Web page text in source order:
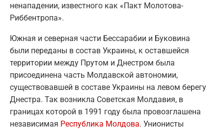
ненападении, известного как «Пакт Молотова-
Риббентропа».
Южная и северная части Бессарабии и Буковина
были переданы в состав Украины, к оставшейся
территории между Прутом и Днестром была
присоединена часть Молдавской автономии,
существовавшей в составе Украины на левом берегу
Днестра. Так возникла Советская Молдавия, в
границах которой в 1991 году была провозглашена
независимая Республика Молдова. Унионисты